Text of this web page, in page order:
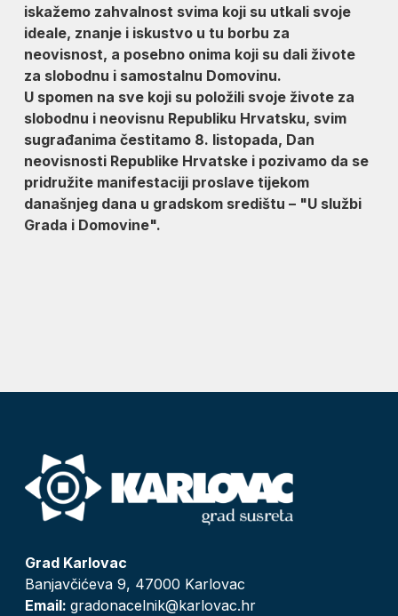
iskažemo zahvalnost svima koji su utkali svoje
ideale, znanje i iskustvo u tu borbu za
neovisnost, a posebno onima koji su dali živote
za slobodnu i samostalnu Domovinu.
U spomen na sve koji su položili svoje živote za
slobodnu i neovisnu Republiku Hrvatsku, svim
sugrađanima čestitamo 8. listopada, Dan
neovisnosti Republike Hrvatske i pozivamo da se
pridružite manifestaciji proslave tijekom
današnjeg dana u gradskom središtu – "U službi
Grada i Domovine".
Grad Karlovac
Banjavčićeva 9, 47000 Karlovac
Email: gradonacelnik@karlovac.hr